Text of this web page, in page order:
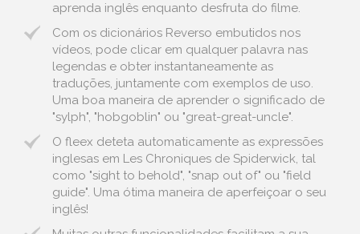
aprenda inglês enquanto desfruta do filme.
Com os dicionários Reverso embutidos nos
vídeos, pode clicar em qualquer palavra nas
legendas e obter instantaneamente as
traduções, juntamente com exemplos de uso.
Uma boa maneira de aprender o significado de
"sylph", "hobgoblin" ou "great-great-uncle".
O fleex deteta automaticamente as expressões
inglesas em Les Chroniques de Spiderwick, tal
como "sight to behold", "snap out of" ou "field
guide". Uma ótima maneira de aperfeiçoar o seu
inglês!